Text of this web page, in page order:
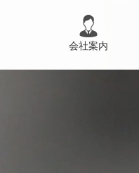
会社案内